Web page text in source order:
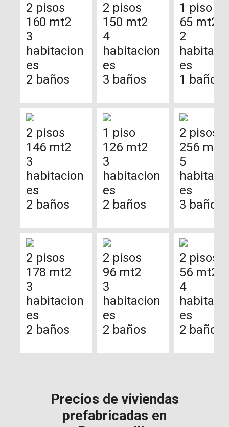
2 pisos
160 mt2
3
habitacion
es
2 baños
2 pisos
150 mt2
4
habitacion
es
3 baños
1 piso
65 mt2
2
es
1 baño
2 pisos
146 mt2
3
habitacion
es
2 baños
1 piso
126 mt2
3
habitacion
es
2 baños
2 pisos
256 mt2
5
es
3 baños
2 pisos
178 mt2
3
habitacion
es
2 baños
2 pisos
96 mt2
3
habitacion
es
2 baños
2 pisos
56 mt2
4
es
2 baños
Precios de viviendas
prefabricadas en